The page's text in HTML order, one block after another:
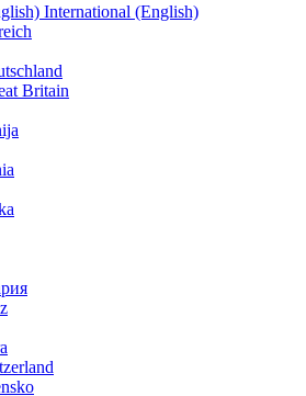
International (English)
Britain